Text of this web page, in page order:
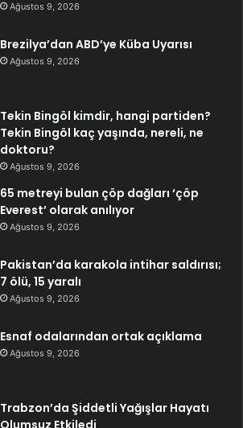
Ağustos 9, 2026
Brezilya’dan ABD’ye Küba Uyarısı
Ağustos 9, 2026
Tekin Bingöl kimdir, hangi partiden?
Tekin Bingöl kaç yaşında, nereli, ne
doktoru?
Ağustos 9, 2026
65 metreyi bulan çöp dağları ‘çöp
Everest’ olarak anılıyor
Ağustos 9, 2026
Pakistan’da karakola intihar saldırısı;
7 ölü, 15 yaralı
Ağustos 9, 2026
Esnaf odalarından ortak açıklama
Ağustos 9, 2026
Trabzon’da Şiddetli Yağışlar Hayatı